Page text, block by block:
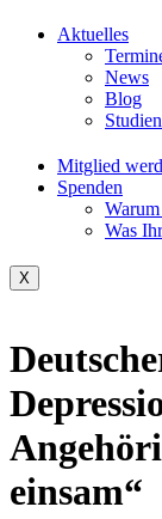
Aktuelles
News
Blog
Mitglied
Spenden
Was
X
einsam“